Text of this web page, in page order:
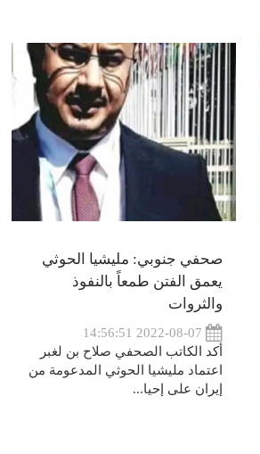
صحفي جنوبي: مليشيا الحوثي
يعمق الفتن طمعاً بالنفوذ
والثروات
أكد الكاتب الصحفي صلاح بن لغبر
اعتماد مليشيا الحوثي المدعومة من
إيران على إحيا...